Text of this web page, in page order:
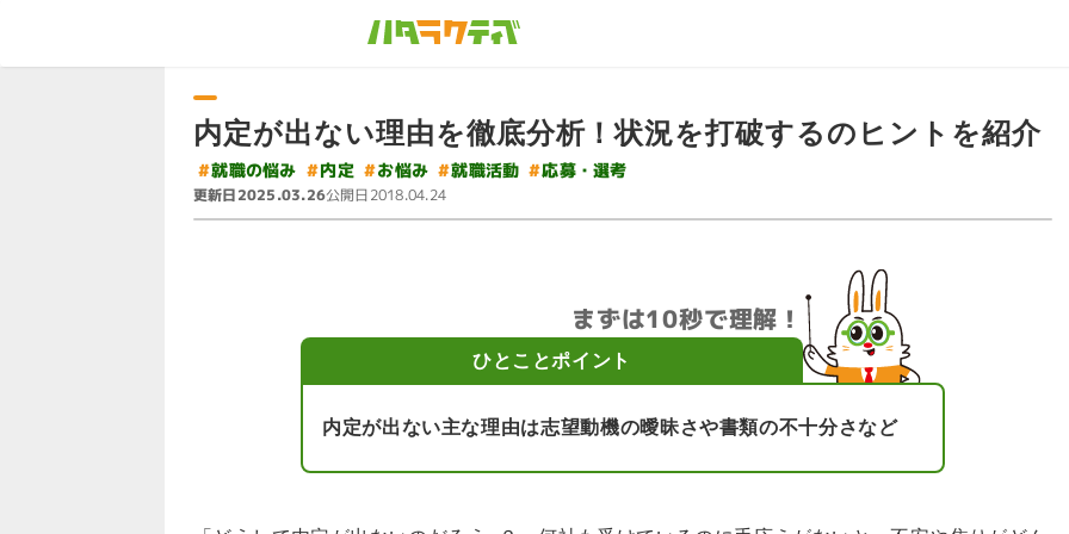
内定が出ない理由を徹底分析！状況を打破するのヒントを紹介
#就職の悩み #内定 #お悩み #就職活動 #応募・選考
更新日2025.03.26公開日2018.04.24
まずは10秒で理解！
ひとことポイント
内定が出ない主な理由は志望動機の曖昧さや書類の不十分さなど